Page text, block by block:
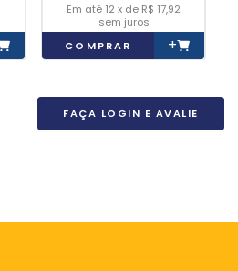
12 x de R$ 17,92
sem juros
COMPRAR
+
FAÇA LOGIN E AVALIE